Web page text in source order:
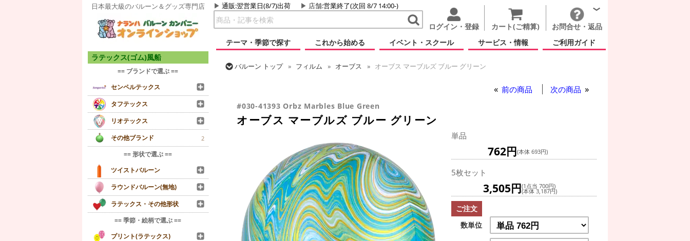
日本最大級のバルーン＆グッズ専門店 通販:翌営業日(8/7)出荷 店舗:営業終了(次回 8/7 14:00-)
ログイン・登録 カート(ご精算)
お問合せ・返品
テーマ・季節で探す
これから始める イベント・スクール サービス・情報 ご利用ガイド
ラテックス(ゴム)風船
== ブランドで選ぶ ==
センペルテックス
タフテックス
リオテックス
その他ブランド
2
== 形状で選ぶ ==
ツイストバルーン
ラウンドバルーン(無地)
ラテックス・その他形状
== 季節・絵柄で選ぶ ==
プリント(ラテックス)
バルーン トップ フィルム オーブス
オーブス マーブルズ ブルー グリーン
前の商品 次の商品
#030-41393 Orbz Marbles Blue Green
オーブス マーブルズ ブルー グリーン
単品
762円(本体 693円)
5枚セット
3,505円(1点当 700円)
(本体 3,187円)
ご注文
数単位